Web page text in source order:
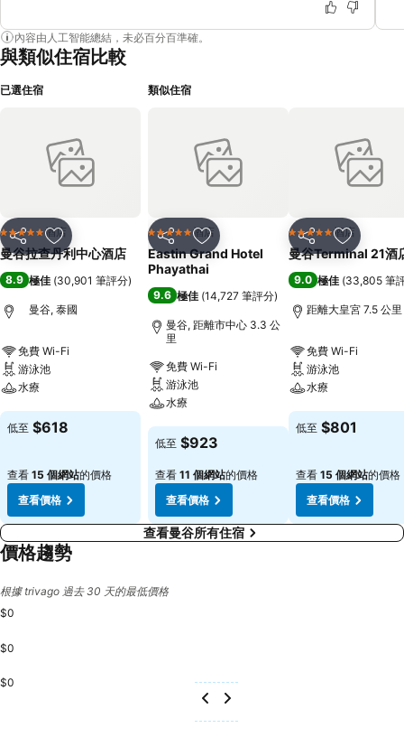
內容由人工智能總結，未必百分百準確。
與類似住宿比較
已選住宿
分享 放到收藏夾
5 星級 酒店
曼谷拉查丹利中心酒店
8.9 極佳 (30,901 筆評分)
曼谷, 泰國
免費 Wi-Fi
游泳池
水療
查看價格
低至 $618
查看 15 個網站的價格
查看價格
類似住宿
分享 放到收藏夾
5 星級 酒店
Eastin Grand Hotel
Phayathai
9.6 極佳 (14,727 筆評分)
曼谷, 距離市中心 3.3 公
里
免費 Wi-Fi
游泳池
水療
查看價格
低至 $923
查看 11 個網站的價格
查看價格
分享 放到收藏
5 星級 酒店
曼谷Terminal 21酒
9.0 極佳 (33,805 筆
距離大皇宮 7.5 公里
免費 Wi-Fi
游泳池
水療
查看價格
低至 $801
查看 15 個網站的價格
查看價格
查看曼谷所有住宿
價格趨勢
根據 trivago 過去 30 天的最低價格
$0
$0
$0